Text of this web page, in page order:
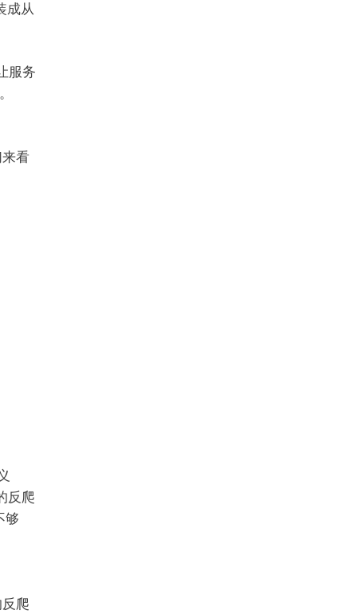
成从
服务
看
反爬
够
爬